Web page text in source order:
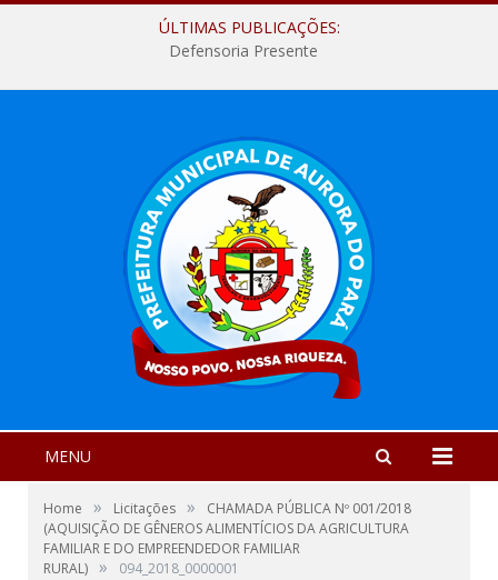
ÚLTIMAS PUBLICAÇÕES:
Defensoria Presente
MENU
Home » Licitações »
CHAMADA PÚBLICA Nº 001/2018
(AQUISIÇÃO DE GÊNEROS ALIMENTÍCIOS DA AGRICULTURA
FAMILIAR E DO EMPREENDEDOR FAMILIAR
RURAL) » 094_2018_0000001